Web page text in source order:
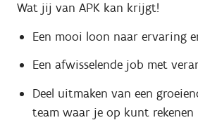
Wat jij van APK kan krijgt!
Een mooi loon naar ervaring
Een afwisselende job met
Deel uitmaken van een
team waar je op kunt rekenen